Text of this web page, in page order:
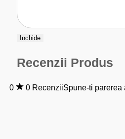
Inchide
Recenzii Produs
0 0 RecenziiSpune-ti parerea